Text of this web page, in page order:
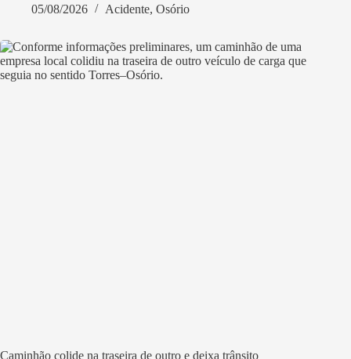
05/08/2026
Acidente, Osório
Caminhão colide na traseira de outro e deixa trânsito